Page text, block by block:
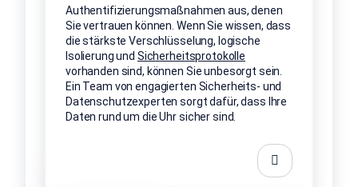
Authentifizierungsmaßnahmen aus, denen
Sie vertrauen können. Wenn Sie wissen, dass
die stärkste Verschlüsselung, logische
Isolierung und Sicherheitsprotokolle
vorhanden sind, können Sie unbesorgt sein.
Ein Team von engagierten Sicherheits- und
Datenschutzexperten sorgt dafür, dass Ihre
Daten rund um die Uhr sicher sind.